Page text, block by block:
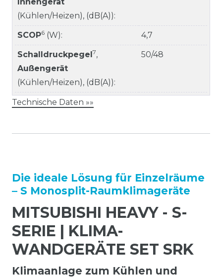
Innengerät
(Kühlen/Heizen), (dB(A)):
SCOP6 (W): 4,7
Schalldruckpegel 7,
Außengerät
(Kühlen/Heizen), (dB(A)):
50/48
Technische Daten »»
Die ideale Lösung für Einzelräume
– S Monosplit-Raumklimageräte
MITSUBISHI HEAVY - S-
SERIE | KLIMA-
WANDGERÄTE SET SRK
Klimaanlage zum Kühlen und